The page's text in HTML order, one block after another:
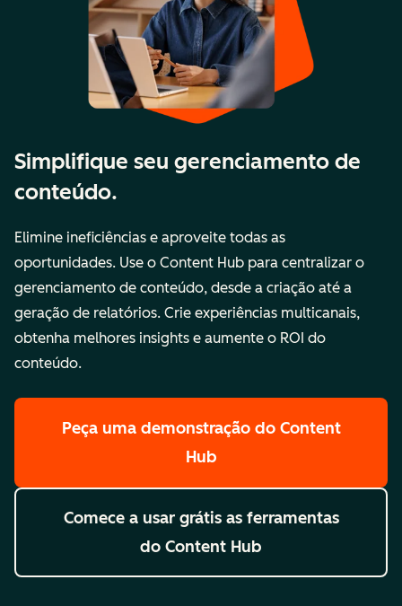
Simplifique seu gerenciamento de
conteúdo.
Elimine ineficiências e aproveite todas as
oportunidades. Use o Content Hub para centralizar o
gerenciamento de conteúdo, desde a criação até a
geração de relatórios. Crie experiências multicanais,
obtenha melhores insights e aumente o ROI do
conteúdo.
Peça uma demonstração do Content
Hub
Comece a usar grátis as ferramentas
do Content Hub